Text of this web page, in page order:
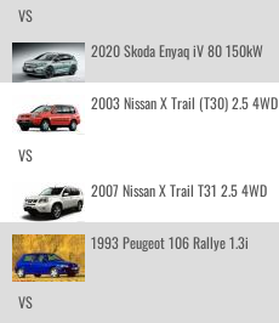
VS
2020 Skoda Enyaq iV 80 150kW
2003 Nissan X Trail (T30) 2.5 4WD
VS
2007 Nissan X Trail T31 2.5 4WD
1993 Peugeot 106 Rallye 1.3i
VS